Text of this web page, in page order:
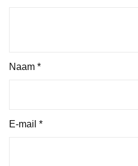
Naam *
E-mail *